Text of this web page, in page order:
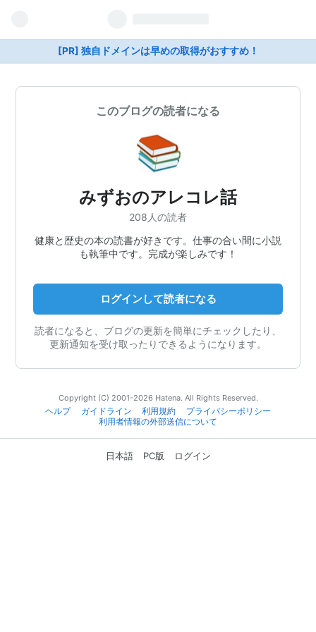
[PR] 独自ドメインは早めの取得がおすすめ！
このブログの読者になる
みずおのアレコレ話
208人の読者
健康と歴史の本の読書が好きです。仕事の合い間に小説
も執筆中です。完成が楽しみです！
ログインして読者になる
読者になると、ブログの更新を簡単にチェックしたり、
更新通知を受け取ったりできるようになります。
Copyright (C) 2001-2026 Hatena. All Rights Reserved.
ヘルプ
ガイドライン 利用規約
プライバシーポリシー
利用者情報の外部送信について
日本語 PC版 ログイン